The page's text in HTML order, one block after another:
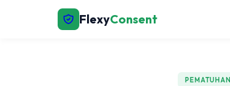
FlexyConsent
PEMATUHAN